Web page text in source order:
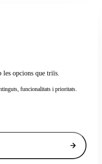
les opcions que triïs.
funcionalitats i prioritats.